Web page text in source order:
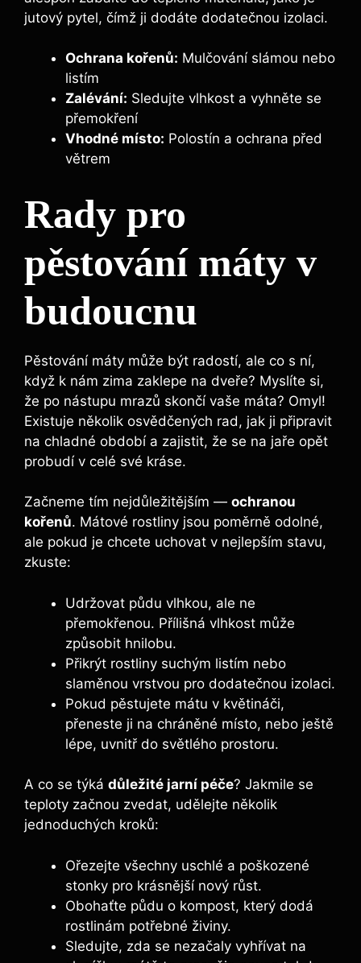
jutový pytel, čímž ji dodáte dodatečnou izolaci.
Ochrana kořenů: Mulčování slámou nebo
listím
Zalévání: Sledujte vlhkost a vyhněte se
přemokření
Vhodné místo: Polostín a ochrana před
větrem
Rady pro
pěstování máty v
budoucnu
Pěstování máty může být radostí, ale co s ní,
když k nám zima zaklepe na dveře? Myslíte si,
že po nástupu mrazů skončí vaše máta? Omyl!
Existuje několik osvědčených rad, jak ji připravit
na chladné období a zajistit, že se na jaře opět
probudí v celé své kráse.
Začneme tím nejdůležitějším — ochranou
kořenů. Mátové rostliny jsou poměrně odolné,
ale pokud je chcete uchovat v nejlepším stavu,
zkuste:
Udržovat půdu vlhkou, ale ne
přemokřenou. Přílišná vlhkost může
způsobit hnilobu.
Přikrýt rostliny suchým listím nebo
slaměnou vrstvou pro dodatečnou izolaci.
Pokud pěstujete mátu v květináči,
přeneste ji na chráněné místo, nebo ještě
lépe, uvnitř do světlého prostoru.
A co se týká důležité jarní péče? Jakmile se
teploty začnou zvedat, udělejte několik
jednoduchých kroků:
Ořezejte všechny uschlé a poškozené
stonky pro krásnější nový růst.
Obohaťte půdu o kompost, který dodá
rostlinám potřebné živiny.
Sledujte, zda se nezačaly vyhřívat na